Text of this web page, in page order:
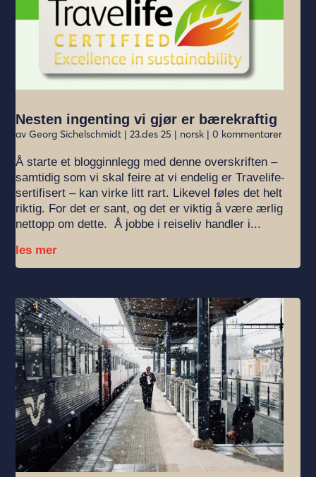
Nesten ingenting vi gjør er bærekraftig
av Georg Sichelschmidt |23.des 25 | norsk | 0 kommentarer
Å starte et blogginnlegg med denne overskriften –
samtidig som vi skal feire at vi endelig er Travelife-
sertifisert – kan virke litt rart. Likevel føles det helt
riktig. For det er sant, og det er viktig å være ærlig
nettopp om dette. Å jobbe i reiseliv handler i...
les mer